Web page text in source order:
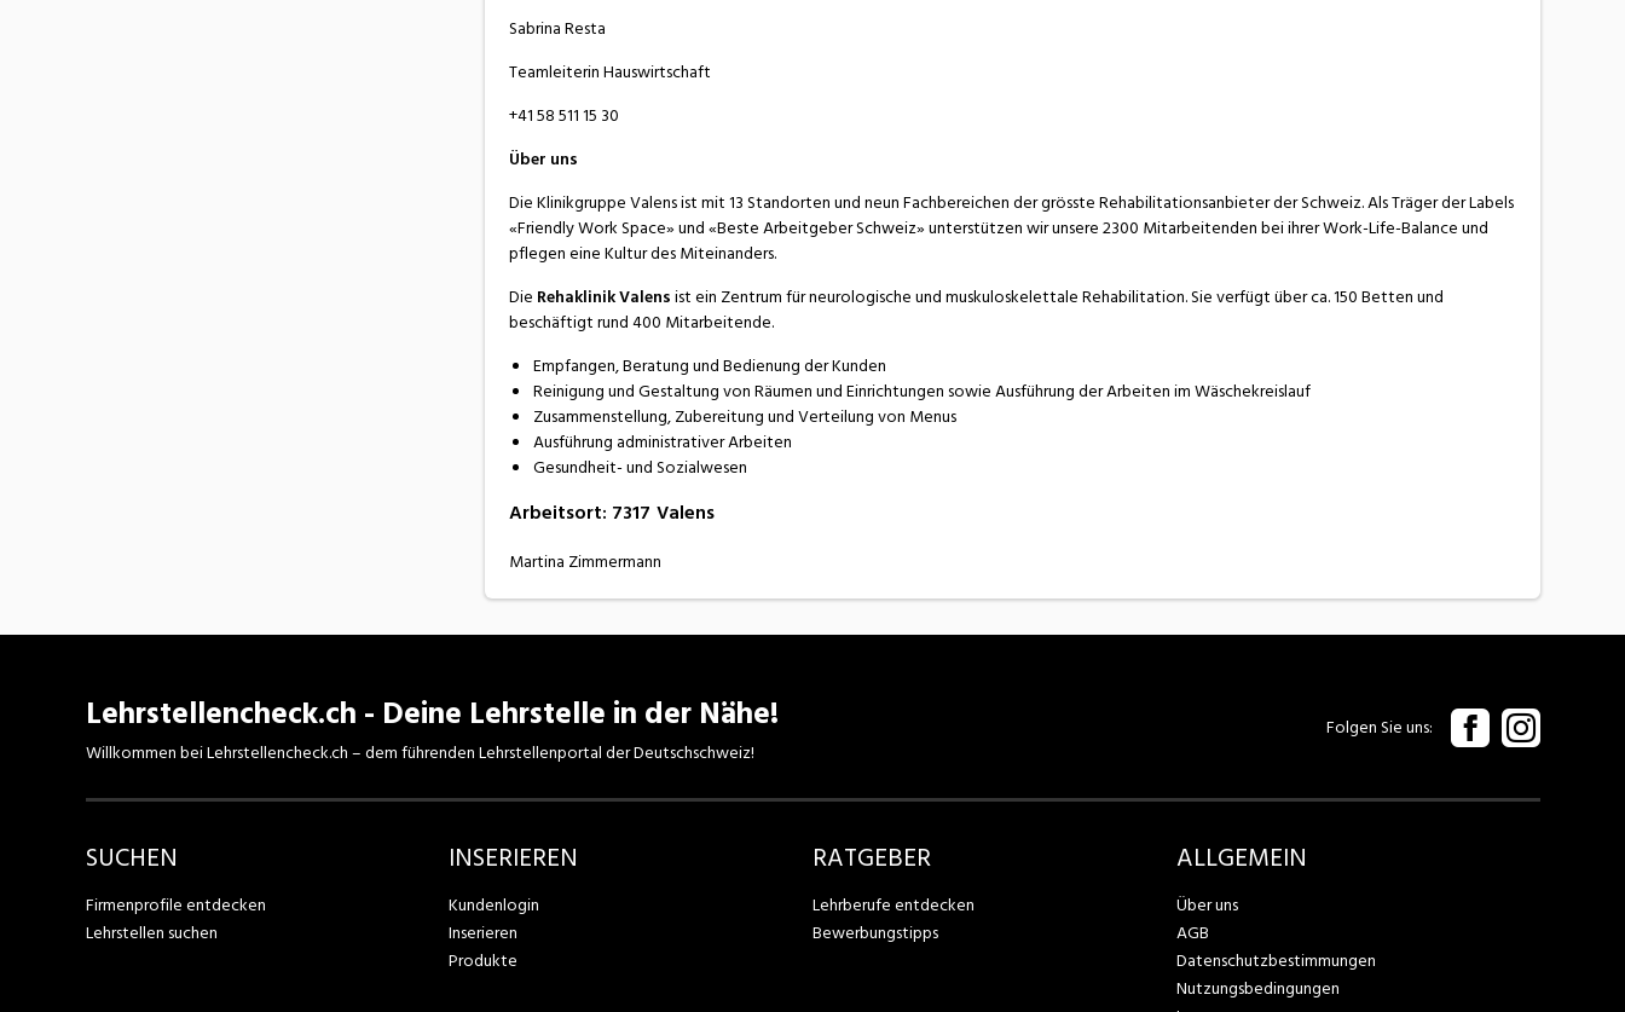
Sabrina Resta
Teamleiterin Hauswirtschaft
+41 58 511 15 30
Über uns
Die Klinikgruppe Valens ist mit 13 Standorten und neun Fachbereichen der grösste Rehabilitationsanbieter der Schweiz. Als Träger der Labels
«Friendly Work Space» und «Beste Arbeitgeber Schweiz» unterstützen wir unsere 2300 Mitarbeitenden bei ihrer Work-Life-Balance und
pflegen eine Kultur des Miteinanders.
Die Rehaklinik Valensist ein Zentrum für neurologische und muskuloskelettale Rehabilitation. Sie verfügt über ca. 150 Betten und
beschäftigt rund 400 Mitarbeitende.
Empfangen, Beratung und Bedienung der Kunden
Reinigung und Gestaltung von Räumen und Einrichtungen sowie Ausführung der Arbeiten im Wäschekreislauf
Zusammenstellung, Zubereitung und Verteilung von Menus
Ausführung administrativer Arbeiten
Gesundheit- und Sozialwesen
Arbeitsort: 7317 Valens
Martina Zimmermann
Lehrstellencheck.ch - Deine Lehrstelle in der Nähe!
Willkommen bei Lehrstellencheck.ch – dem führenden Lehrstellenportal der Deutschschweiz!
Folgen Sie uns
SUCHEN
Firmenprofile entdecken
Lehrstellen suchen
INSERIEREN
Kundenlogin
Inserieren
Produkte
RATGEBER
Lehrberufe entdecken
Bewerbungstipps
ALLGEMEIN
Über uns
AGB
Datenschutzbestimmungen
Nutzungsbedingungen